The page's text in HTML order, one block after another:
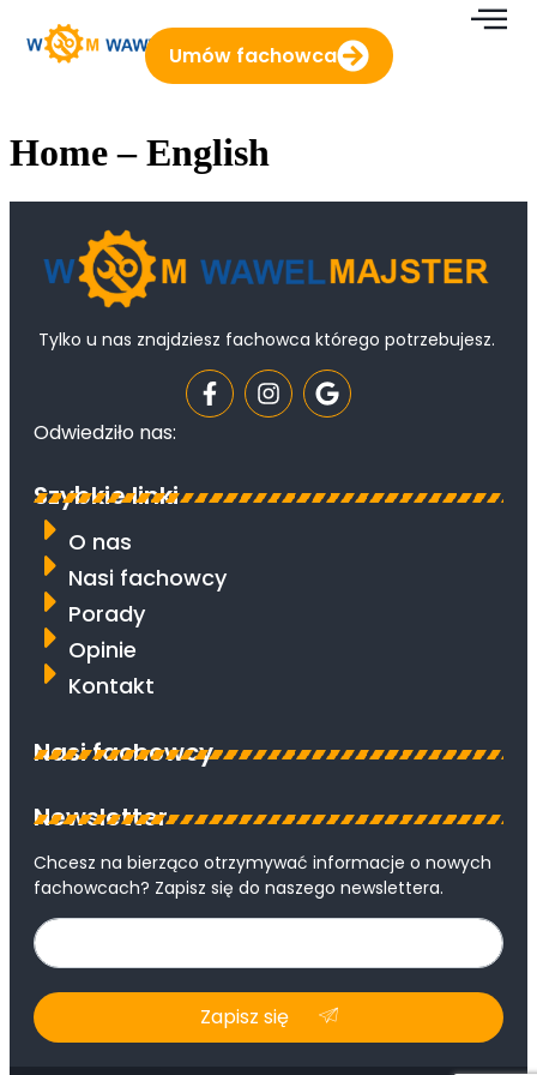
content
Umów fachowca
Home – English
Tylko u nas znajdziesz fachowca którego potrzebujesz.
Odwiedziło nas:
Szybkie linki
O nas
Nasi fachowcy
Porady
Opinie
Kontakt
Nasi fachowcy
Newsletter
Chcesz na bierząco otrzymywać informacje o nowych
fachowcach? Zapisz się do naszego newslettera.
Zapisz się